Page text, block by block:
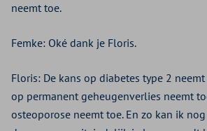
neemt toe.
Femke: Oké dank je Floris.
Floris: De kans op diabetes type 2
op permanent geheugenverlies neemt
osteoporose neemt toe. En zo kan ik